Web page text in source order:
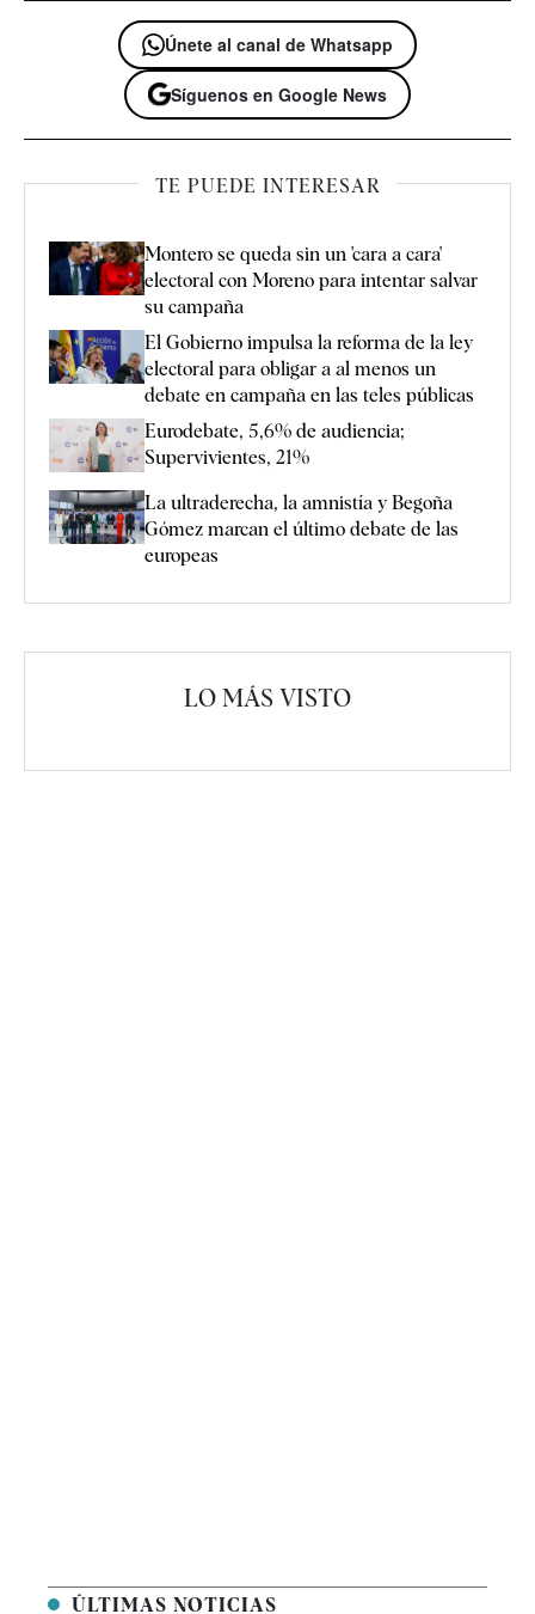
Únete al canal de Whatsapp
Síguenos en Google News
TE PUEDE INTERESAR
Montero se queda sin un 'cara a cara'
electoral con Moreno para intentar salvar
su campaña
El Gobierno impulsa la reforma de la ley
electoral para obligar a al menos un
debate en campaña en las teles públicas
Eurodebate, 5,6% de audiencia;
Supervivientes, 21%
La ultraderecha, la amnistía y Begoña
Gómez marcan el último debate de las
europeas
LO MÁS VISTO
ÚLTIMAS NOTICIAS